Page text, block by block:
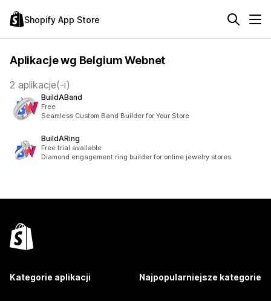
Shopify App Store
Aplikacje wg Belgium Webnet
2 aplikacje(-i)
BuildABand
Free
Seamless Custom Band Builder for Your Store
BuildARing
Free trial available
Diamond engagement ring builder for online jewelry stores
Kategorie aplikacji Najpopularniejsze kategorie